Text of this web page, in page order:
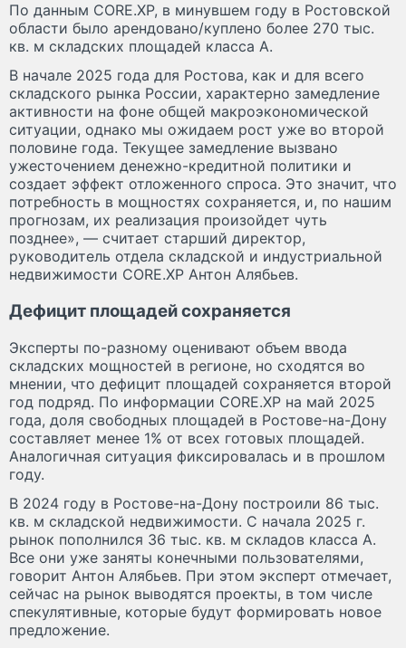
По данным CORE.XP, в минувшем году в Ростовской
области было арендовано/куплено более 270 тыс.
кв. м складских площадей класса А.
В начале 2025 года для Ростова, как и для всего
складского рынка России, характерно замедление
активности на фоне общей макроэкономической
ситуации, однако мы ожидаем рост уже во второй
половине года. Текущее замедление вызвано
ужесточением денежно-кредитной политики и
создает эффект отложенного спроса. Это значит, что
потребность в мощностях сохраняется, и, по нашим
прогнозам, их реализация произойдет чуть
позднее», — считает старший директор,
руководитель отдела складской и индустриальной
недвижимости CORE.XP Антон Алябьев.
Дефицит площадей сохраняется
Эксперты по-разному оценивают объем ввода
складских мощностей в регионе, но сходятся во
мнении, что дефицит площадей сохраняется второй
год подряд. По информации CORE.XP на май 2025
года, доля свободных площадей в Ростове-на-Дону
составляет менее 1% от всех готовых площадей.
Аналогичная ситуация фиксировалась и в прошлом
году.
В 2024 году в Ростове-на-Дону построили 86 тыс.
кв. м складской недвижимости. С начала 2025 г.
рынок пополнился 36 тыс. кв. м складов класса А.
Все они уже заняты конечными пользователями,
говорит Антон Алябьев. При этом эксперт отмечает,
сейчас на рынок выводятся проекты, в том числе
спекулятивные, которые будут формировать новое
предложение.